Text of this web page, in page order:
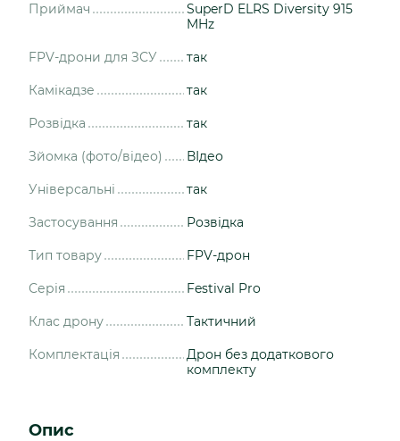
Приймач
SuperD ELRS Diversity 915
MHz
FPV-дрони для ЗСУ так
Камікадзе так
Розвідка так
Зйомка (фото/відео) ВІдео
Універсальні так
Застосування Розвідка
Тип товару FPV-дрон
Серія Festival Pro
Клас дрону Тактичний
Комплектація
Дрон без додаткового
комплекту
Опис